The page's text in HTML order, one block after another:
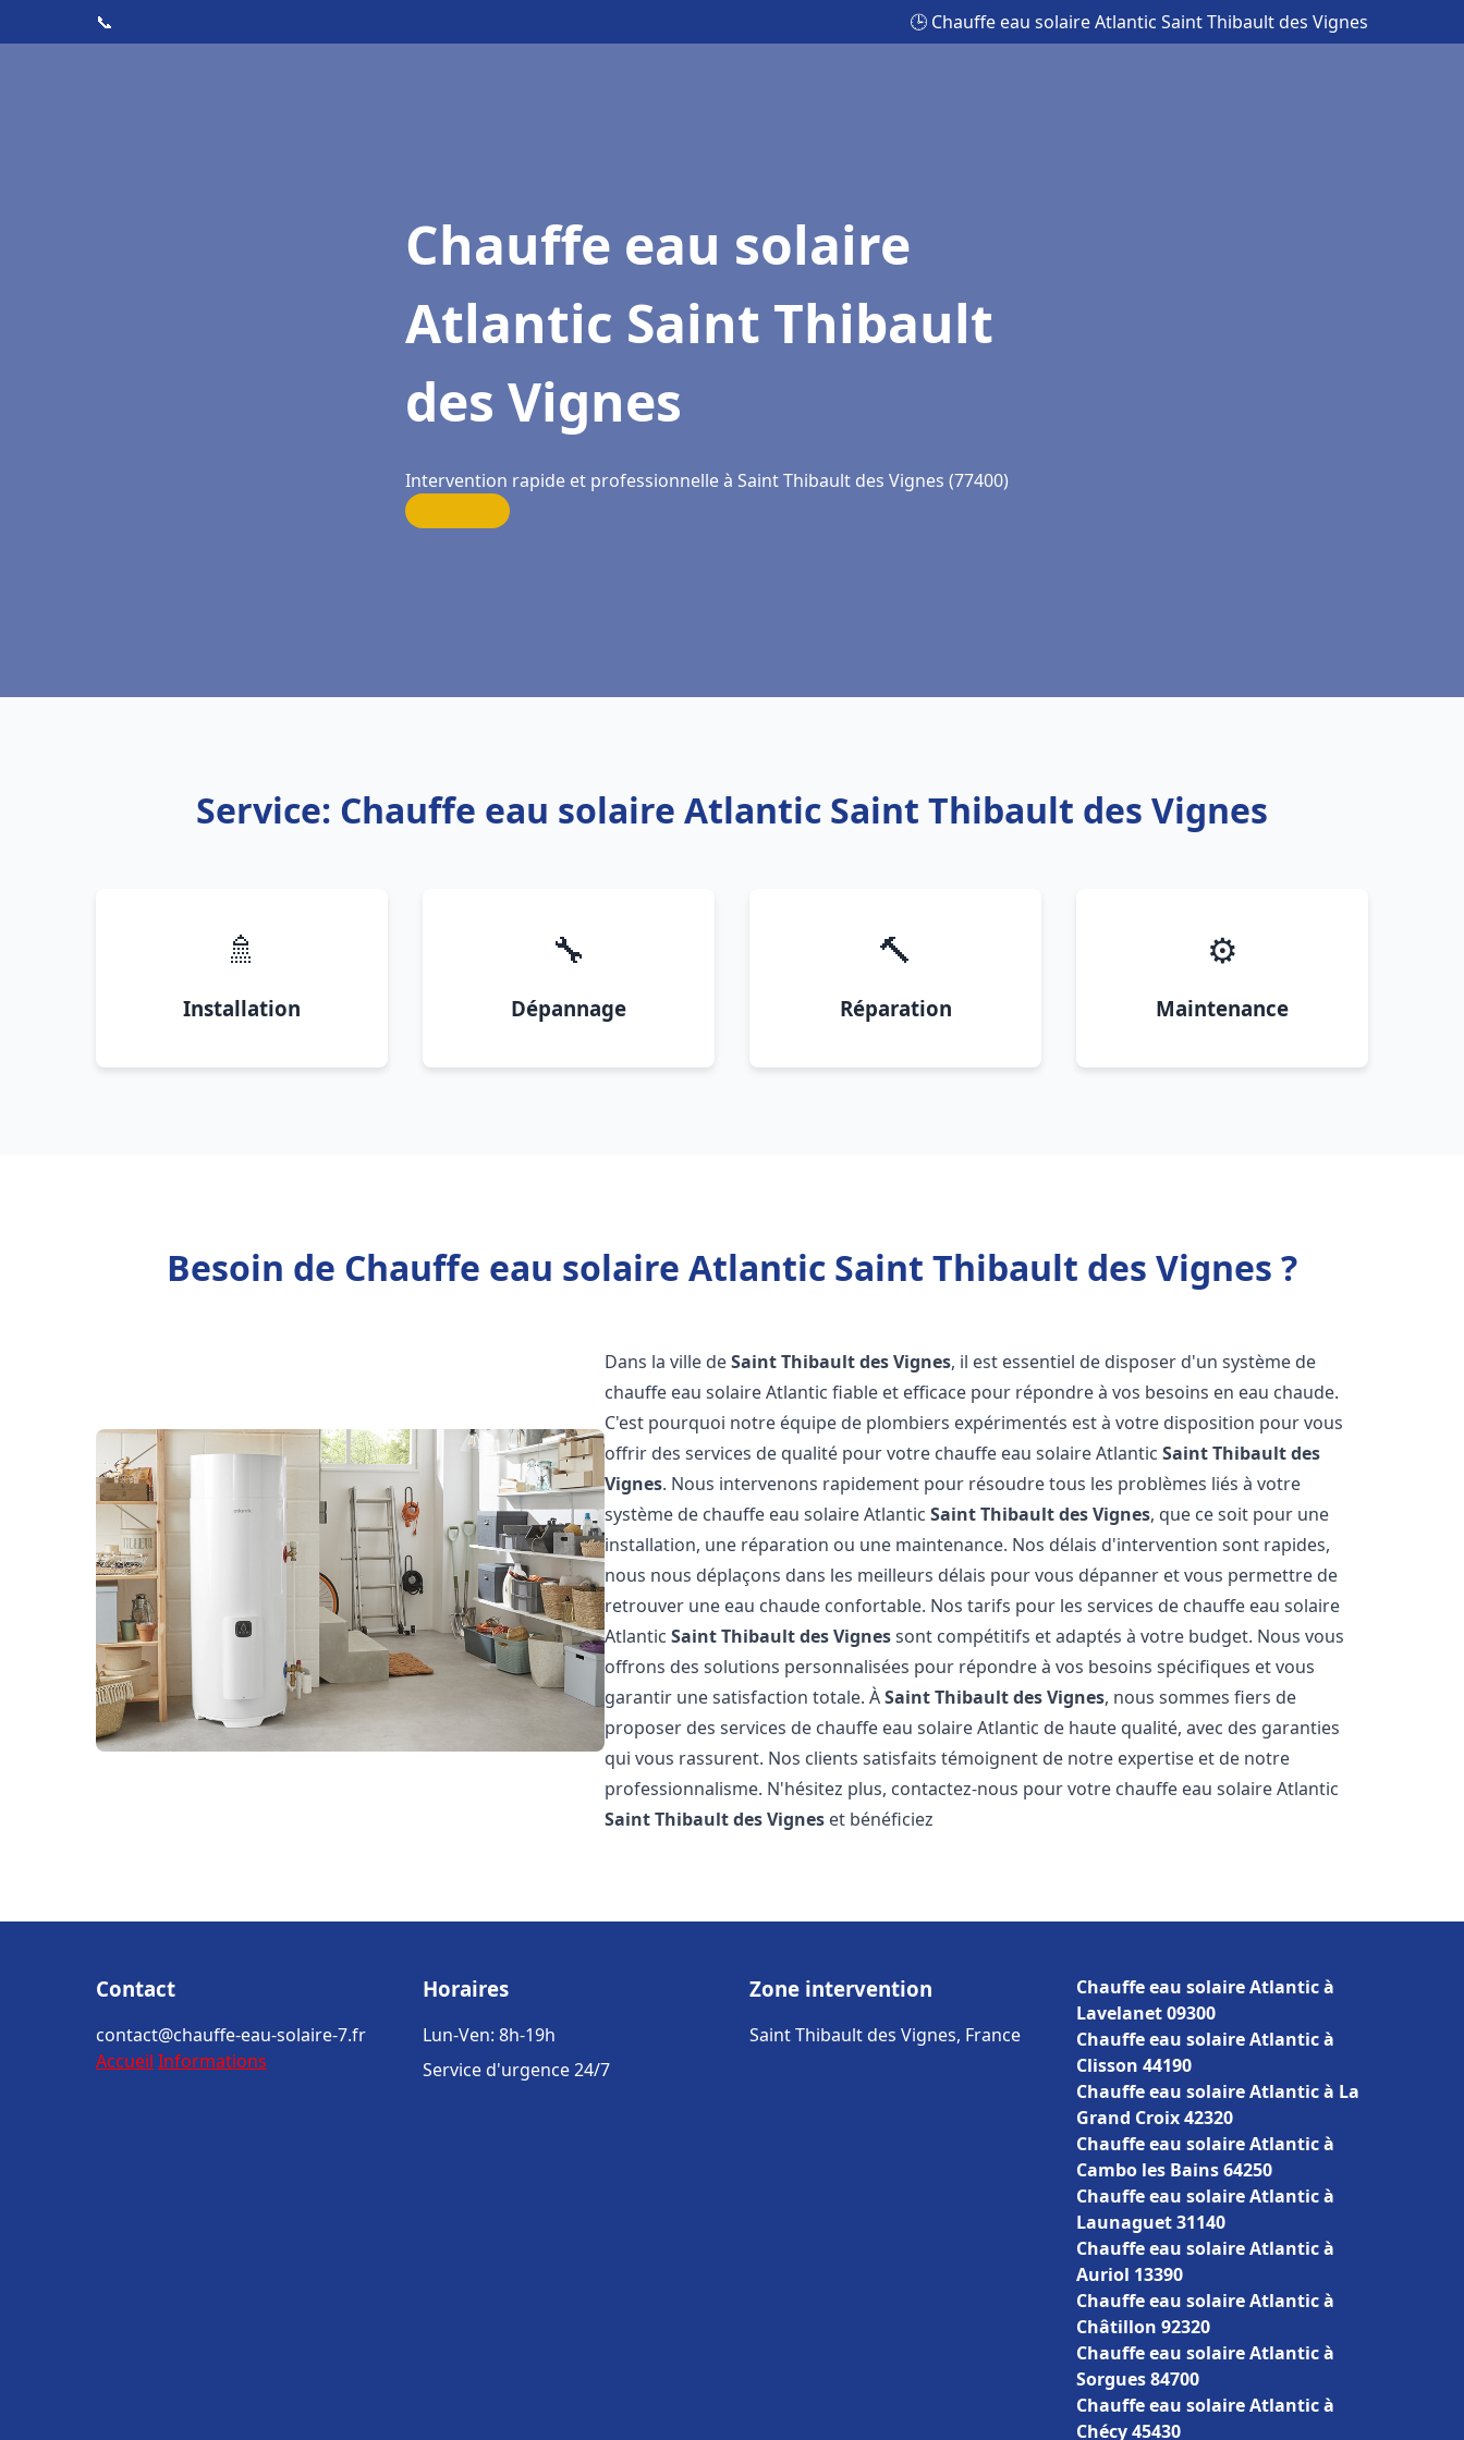
📞 🕒 Chauffe eau solaire Atlantic Saint Thibault des Vignes
Chauffe eau solaire
Atlantic Saint Thibault
des Vignes
Intervention rapide et professionnelle à Saint Thibault des Vignes (77400)
Service: Chauffe eau solaire Atlantic Saint Thibault des Vignes
🚿
Installation
🔧
Dépannage
🔨
Réparation
⚙️
Maintenance
Besoin de Chauffe eau solaire Atlantic Saint Thibault des Vignes ?
Dans la ville deSaint Thibault des Vignes, il est essentiel de disposer d'un système de
chauffe eau solaire Atlantic fiable et efficace pour répondre à vos besoins en eau chaude.
C'est pourquoi notre équipe de plombiers expérimentés est à votre disposition pour vous
offrir des services de qualité pour votre chauffe eau solaire AtlanticSaint Thibault des
Vignes. Nous intervenons rapidement pour résoudre tous les problèmes liés à votre
système de chauffe eau solaire AtlanticSaint Thibault des Vignes, que ce soit pour une
installation, une réparation ou une maintenance. Nos délais d'intervention sont rapides,
nous nous déplaçons dans les meilleurs délais pour vous dépanner et vous permettre de
retrouver une eau chaude confortable. Nos tarifs pour les services de chauffe eau solaire
AtlanticSaint Thibault des Vignessont compétitifs et adaptés à votre budget. Nous vous
offrons des solutions personnalisées pour répondre à vos besoins spécifiques et vous
garantir une satisfaction totale. ÀSaint Thibault des Vignes, nous sommes fiers de
proposer des services de chauffe eau solaire Atlantic de haute qualité, avec des garanties
qui vous rassurent. Nos clients satisfaits témoignent de notre expertise et de notre
professionnalisme. N'hésitez plus, contactez-nous pour votre chauffe eau solaire Atlantic
Saint Thibault des Vignes et bénéficiez
Contact
contact@chauffe-eau-solaire-7.fr
Accueil Informations
Horaires
Lun-Ven: 8h-19h
Service d'urgence 24/7
Zone intervention
Saint Thibault des Vignes, France
Chauffe eau solaire Atlantic à
Lavelanet 09300
Chauffe eau solaire Atlantic à
Clisson 44190
Chauffe eau solaire Atlantic à La
Grand Croix 42320
Chauffe eau solaire Atlantic à
Cambo les Bains 64250
Chauffe eau solaire Atlantic à
Launaguet 31140
Chauffe eau solaire Atlantic à
Auriol 13390
Chauffe eau solaire Atlantic à
Châtillon 92320
Chauffe eau solaire Atlantic à
Sorgues 84700
Chauffe eau solaire Atlantic à
Chécy 45430